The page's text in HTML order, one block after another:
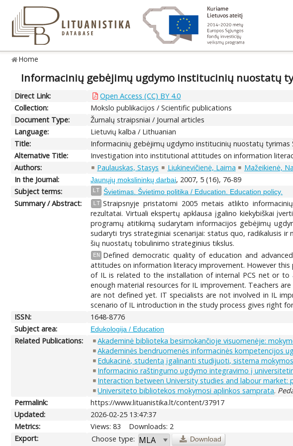
Home
Informacinių gebėjimų ugdymo institucinių nuostatų
Direct Link:
Open Access (CC) BY 4.0
Collection:
Mokslo publikacijos / Scientific publications
Document Type:
Žurnalų straipsniai / Journal articles
Language:
Lietuvių kalba / Lithuanian
Title:
Informacinių gebėjimų ugdymo institucinių nuostatų tyrimas
Alternative Title:
Investigation into institutional attitudes on information
Authors:
Paulauskas, Stasys Liukinevičienė, Laima
Mažeikienė,
In the Journal:
Jaunųjų mokslininkų darbai, 2007, 5 (16), 76-89
Subject terms:
LT Švietimas. Švietimo politika / Education. Education policy.
Summary / Abstract: LT Straipsnyje pristatomi 2005 metais atlikto
rezultatai. Virtuali ekspertų apklausa įgalino kiekybiškai
programų atitikimą sudarytam informacijos gebėjimų
sudaryti trys strateginiai scenarijai: status quo, radikalusis
šių nuostatų tobulinimo strateginius tikslus.
EN
Defined democratic quality of education and
attitudes on information literacy improvement. However
of IL is related to the installation of internal PCS net or to
enough material resources for IL improvement. Teachers
are not defined yet. IT specialists are not involved in IL
scenario of IL introduction in the study process gives right
ISSN:
1648-8776
Subject area:
Edukologija / Education
Related Publications: Akademinė biblioteka besimokančioje visuomenėje:
Akademinės bendruomenės informacinės kompetencijos
Edukacinė, studentą įgalinanti studijuoti, sistema
Informacinio raštingumo ugdymo integravimo į
Interaction between University studies and labour market:
Universiteto bibliotekos mokymosi aplinkos samprata.
Permalink:
https://www.lituanistika.lt/content/37917
Updated:
2026-02-25 13:47:37
Metrics:
Views: 83
Downloads: 2
Export:
Choose type: Download